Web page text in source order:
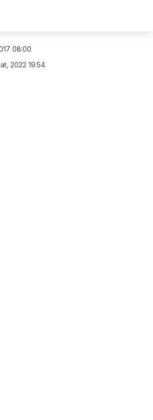
08:00
2022 19:54